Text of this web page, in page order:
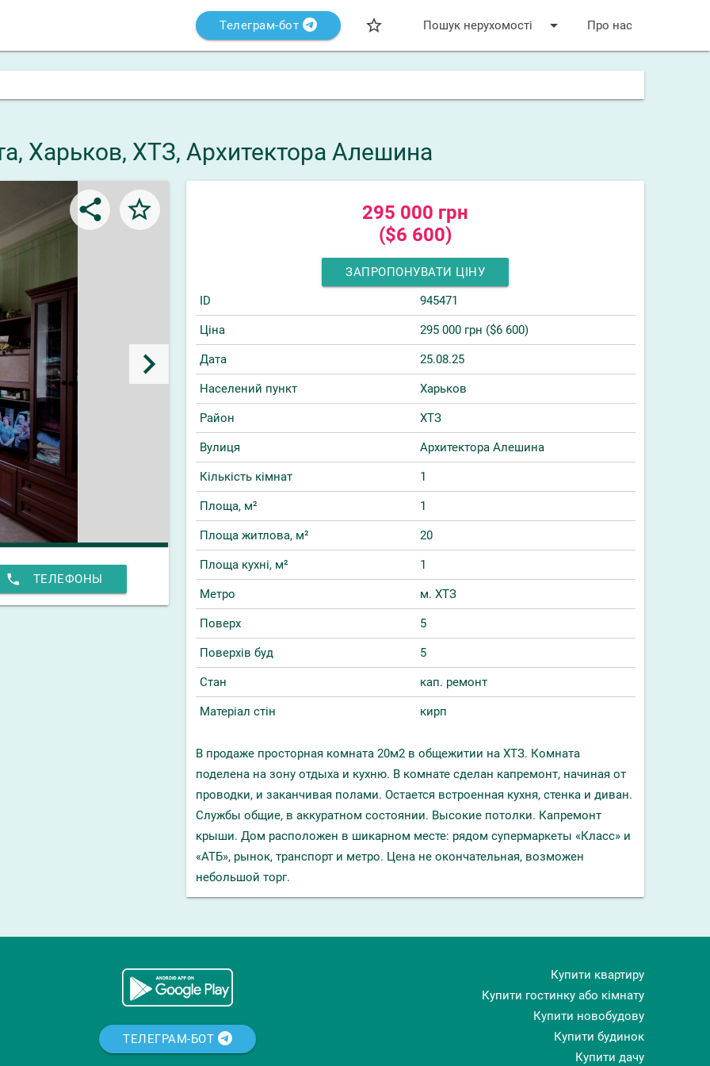
Телеграм-бот star_bordered arrow_drop_down
Пошук нерухомості Про нас
Харьков, ХТЗ, Архитектора Алешина
share star_border
keyboard_arrow_right
phone ТЕЛЕФОНЫ
295 000 грн
($6 600)
ЗАПРОПОНУВАТИ ЦІНУ
ID
945471
Ціна 295 000 грн ($6 600)
Дата 25.08.25
Населений пункт Харьков
Район ХТЗ
Вулиця Архитектора Алешина
Кількість кімнат 1
Площа, м² 1
Площа житлова, м² 20
Площа кухні, м² 1
Метро м. ХТЗ
Поверх 5
Поверхів буд 5
Стан кап. ремонт
Матеріал стін кирп
В продаже просторная комната 20м2 в общежитии на ХТЗ. Комната
поделена на зону отдыха и кухню. В комнате сделан капремонт, начиная от
проводки, и заканчивая полами. Остается встроенная кухня, стенка и диван.
Службы общие, в аккуратном состоянии. Высокие потолки. Капремонт
крыши. Дом расположен в шикарном месте: рядом супермаркеты «Класс» и
«АТБ», рынок, транспорт и метро. Цена не окончательная, возможен
небольшой торг.
ТЕЛЕГРАМ-БОТ
Купити квартиру
Купити гостинку або кімнату
Купити новобудову
Купити будинок
Купити дачу